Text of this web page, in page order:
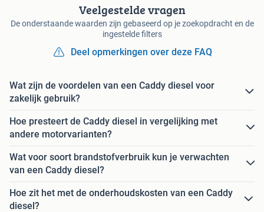
Veelgestelde vragen
De onderstaande waarden zijn gebaseerd op je zoekopdracht en de
ingestelde filters
Deel opmerkingen over deze FAQ
Wat zijn de voordelen van een Caddy diesel voor
zakelijk gebruik?
Hoe presteert de Caddy diesel in vergelijking met
andere motorvarianten?
Wat voor soort brandstofverbruik kun je verwachten
van een Caddy diesel?
Hoe zit het met de onderhoudskosten van een Caddy
diesel?